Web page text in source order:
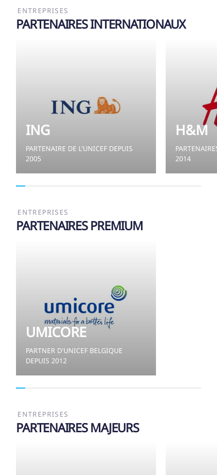
ENTREPRISES
PARTENAIRES INTERNATIONAUX
ING
PARTENAIRE DE L'UNICEF DEPUIS
2005
H&M
2014
ENTREPRISES
PARTENAIRES PREMIUM
UMICORE
PARTNER D'UNICEF BELGIQUE
DEPUIS 2012
ENTREPRISES
PARTENAIRES MAJEURS